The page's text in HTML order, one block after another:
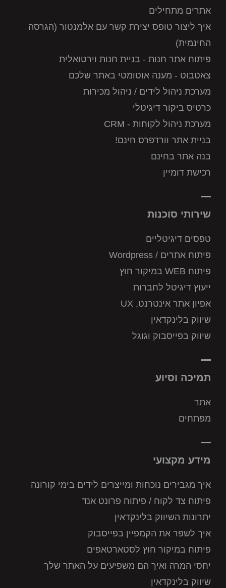
אתרים מתחילים
איך ליצור טופס יצירת קשר עם אלמנטור (הגרסה
החינמית)
פיתוח אתר חנות - בניית חנות וירטואלית
צאטבוט - מענה אוטומטי באתר שלכם
מערכת ניהול לידים / ניהול מכירות
כרטיס ביקור דיגיטלי
מערכת ניהול לקוחות - CRM
בניית אתר וורדפרס חינם!
בנה אתר בחינם
רכישת דומיין
שירותי סוכנות
טפסים דיגיטליים
פיתוח אתרים / Wordpress
פיתוח WEB במיקור חוץ
ייעוץ דיגיטל לחברות
אפיון אתר אינטרנט, UX
שיווק בלינקדאין
שיווק בפייסבוק וגוגל
תמיכה וסיוע
אתר
מפתחים
מידע מקצועי
איך מגבירים נוכחות ומייצרים לידים בימי קורונה
פיתוח צד לקוח / פיתוח פרונט אנד
יתרונות השיווק בלינקדאין
איך לשפר את הקמפיין בפייסבוק
פיתוח במיקור חוץ לסטארטאפים
יחסי המרה ואיך הם משפיעים על האתר שלך
שיווק בלינקדאין